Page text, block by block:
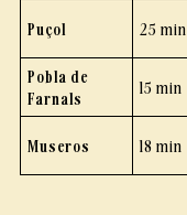
Puçol 25 min
Pobla de
Farnals
15 min
Museros 18 min